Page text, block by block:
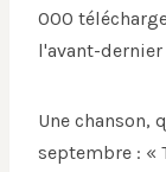
000
l'avant-
Une chanson,
septembre : «